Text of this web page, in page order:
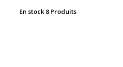
En stock 8 Produits